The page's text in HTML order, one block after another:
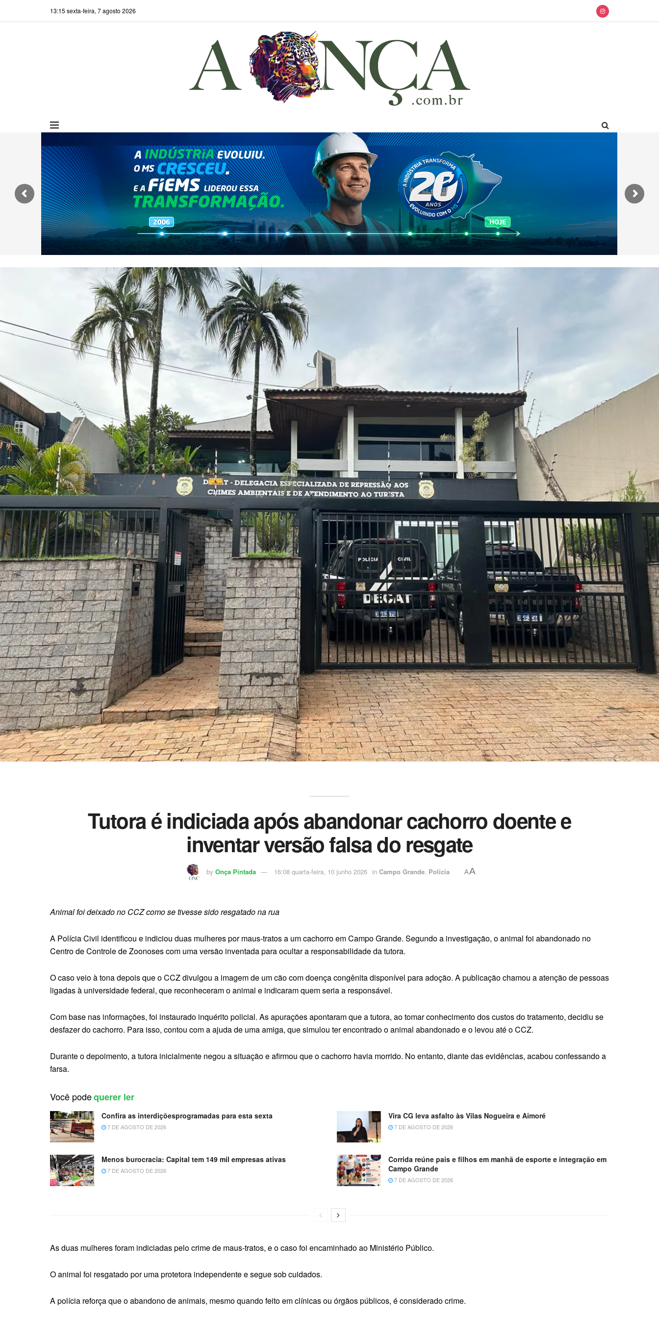
13:15 sexta-feira, 7 agosto 2026
Tutora é indiciada após abandonar cachorro doente e
inventar versão falsa do resgate
by Onça Pintada 16:08 quarta-feira, 10 junho 2026 in Campo Grande, Polícia AA
Animal foi deixado no CCZ como se tivesse sido resgatado na rua
A Polícia Civil identificou e indiciou duas mulheres por maus-tratos a um cachorro em Campo Grande. Segundo a investigação, o animal foi abandonado no
Centro de Controle de Zoonoses com uma versão inventada para ocultar a responsabilidade da tutora.
O caso veio à tona depois que o CCZ divulgou a imagem de um cão com doença congênita disponível para adoção. A publicação chamou a atenção de pessoas
ligadas à universidade federal, que reconheceram o animal e indicaram quem seria a responsável.
Com base nas informações, foi instaurado inquérito policial. As apurações apontaram que a tutora, ao tomar conhecimento dos custos do tratamento, decidiu se
desfazer do cachorro. Para isso, contou com a ajuda de uma amiga, que simulou ter encontrado o animal abandonado e o levou até o CCZ.
Durante o depoimento, a tutora inicialmente negou a situação e afirmou que o cachorro havia morrido. No entanto, diante das evidências, acabou confessando a
farsa.
Você podequerer ler
Confira as interdiçõesprogramadas para esta sexta
7 DE AGOSTO DE 2026
Vira CG leva asfalto às Vilas Nogueira e Aimoré
7 DE AGOSTO DE 2026
Menos burocracia: Capital tem 149 mil empresas ativas
7 DE AGOSTO DE 2026
Corrida reúne pais e filhos em manhã de esporte e integração em
Campo Grande
7 DE AGOSTO DE 2026
As duas mulheres foram indiciadas pelo crime de maus-tratos, e o caso foi encaminhado ao Ministério Público.
O animal foi resgatado por uma protetora independente e segue sob cuidados.
A polícia reforça que o abandono de animais, mesmo quando feito em clínicas ou órgãos públicos, é considerado crime.